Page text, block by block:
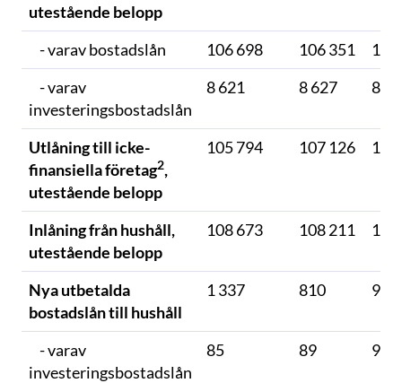
utestående belopp
- varav bostadslån
106 698 106 351
- varav
investeringsbostadslån
8 621 8 627 8
Utlåning till icke-
finansiella företag2,
utestående belopp
105 794 107 126
Inlåning från hushåll,
utestående belopp
108 673 108 211
Nya utbetalda
bostadslån till hushåll
1 337 810 922
- varav
investeringsbostadslån
85 89 95